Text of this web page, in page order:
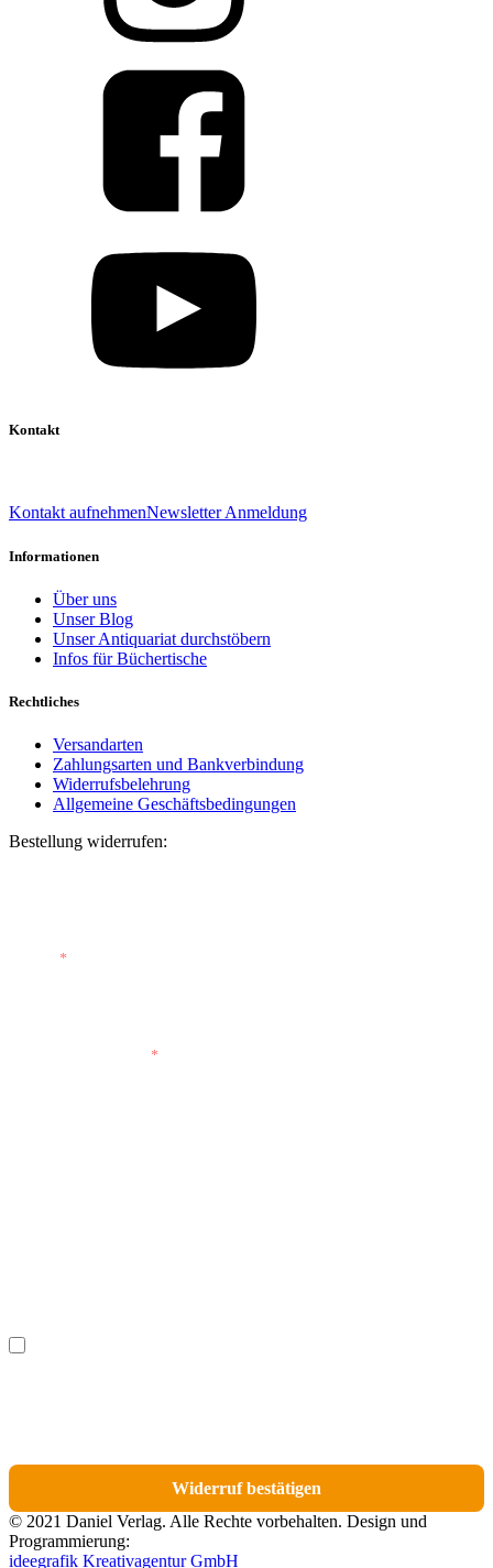
Kontakt
Kontakt aufnehmenNewsletter Anmeldung
Informationen
Über uns
Unser Blog
Unser Antiquariat durchstöbern
Infos für Büchertische
Rechtliches
Versandarten
Zahlungsarten und Bankverbindung
Widerrufsbelehrung
Allgemeine Geschäftsbedingungen
Bestellung widerrufen:
*
*
Ich möchte bestimmte Positionen für den Widerruf
Widerruf bestätigen
© 2021 Daniel Verlag. Alle Rechte vorbehalten. Design und
Programmierung:
ideegrafik Kreativagentur GmbH